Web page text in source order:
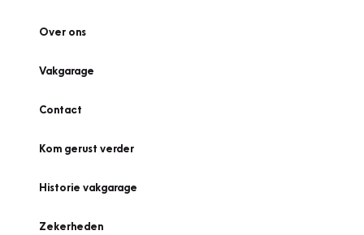
Over ons
Vakgarage
Contact
Kom gerust verder
Historie vakgarage
Zekerheden